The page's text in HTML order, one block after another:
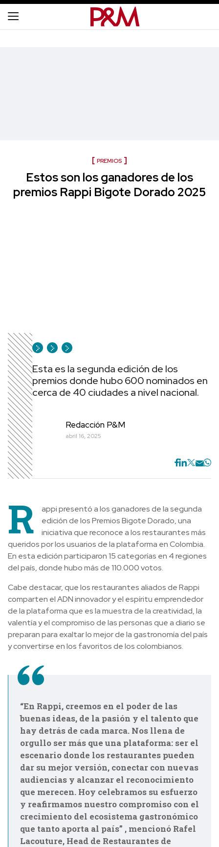
PREMIOS
Estos son los ganadores de los
premios Rappi Bigote Dorado 2025
Esta es la segunda edición de los
premios donde hubo 600 nominados en
cerca de 40 ciudades a nivel nacional.
Redacción P&M
abril 16, 2025
R
appi presentó a los ganadores de la segunda
edición de los Premios Bigote Dorado, una
iniciativa que reconoce a los restaurantes más
queridos por los usuarios de la plataforma en Colombia.
En esta edición participaron 15 categorías en 4 regiones
del país, donde hubo más de 110.000 votos.
Cabe destacar, que los restaurantes aliados de Rappi
comparten el ADN innovador y el espíritu emprendedor
de la plataforma que es la muestra de la creatividad, la
valentía y el compromiso de las personas que a diario se
preparan para exaltar lo mejor de la gastronomía del país
y convertirse en los favoritos de los colombianos.
“En Rappi, creemos en el poder de las
buenas ideas, de la pasión y el talento que
hay detrás de cada marca. Nos llena de
orgullo ser más que una plataforma: ser el
escenario donde los restaurantes pueden
dar su mejor versión, conectar con nuevas
audiencias y alcanzar el reconocimiento
que merecen. Hoy celebramos su esfuerzo
y reafirmamos nuestro compromiso con el
crecimiento del ecosistema gastronómico
que tanto aporta al país” , mencionó Rafel
Lacouture, Head de Restaurantes de